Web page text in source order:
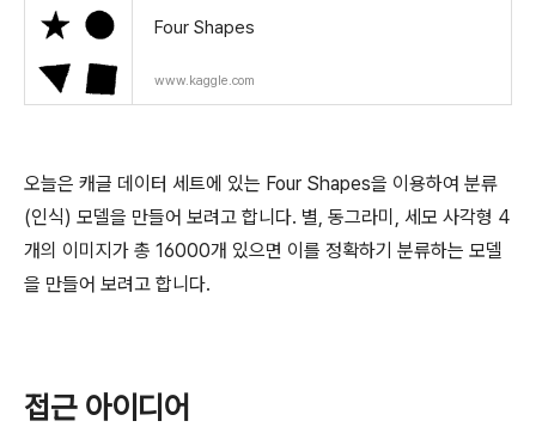
Four Shapes
www.kaggle.com
오늘은 캐글 데이터 세트에 있는 Four Shapes을 이용하여 분류
(인식) 모델을 만들어 보려고 합니다. 별, 동그라미, 세모 사각형 4
개의 이미지가 총 16000개 있으면 이를 정확하기 분류하는 모델
을 만들어 보려고 합니다.
접근 아이디어